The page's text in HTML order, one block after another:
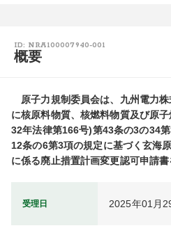
ID: NRA100007940-001
概要
原子力規制委員会は、九州電力
に核原料物質、核燃料物質及び原
32年法律第166号)第43条の3の34
12条の6第3項の規定に基づく玄海
に係る廃止措置計画変更認可申請書
受理日 2025年01月